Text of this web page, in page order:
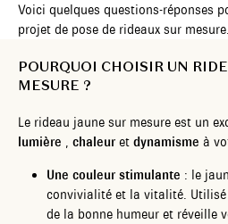
Voici quelques questions-réponses
projet de pose de rideaux sur mesure.
POURQUOI CHOISIR UN
MESURE ?
Le rideau jaune sur mesure est un
lumière
chaleur et dynamisme à
Une couleur stimulante : le
convivialité et la vitalité.
de la bonne humeur et réveille